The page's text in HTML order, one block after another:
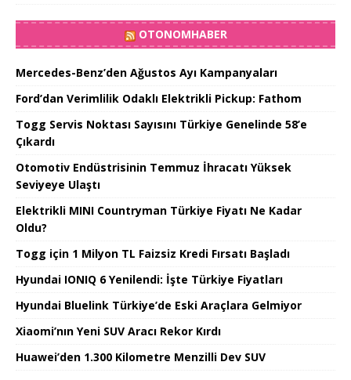
OTONOMHABER
Mercedes-Benz’den Ağustos Ayı Kampanyaları
Ford’dan Verimlilik Odaklı Elektrikli Pickup: Fathom
Togg Servis Noktası Sayısını Türkiye Genelinde 58’e
Çıkardı
Otomotiv Endüstrisinin Temmuz İhracatı Yüksek
Seviyeye Ulaştı
Elektrikli MINI Countryman Türkiye Fiyatı Ne Kadar
Oldu?
Togg için 1 Milyon TL Faizsiz Kredi Fırsatı Başladı
Hyundai IONIQ 6 Yenilendi: İşte Türkiye Fiyatları
Hyundai Bluelink Türkiye’de Eski Araçlara Gelmiyor
Xiaomi’nın Yeni SUV Aracı Rekor Kırdı
Huawei’den 1.300 Kilometre Menzilli Dev SUV